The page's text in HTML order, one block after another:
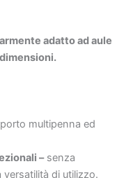
adatto ad aule
multipenna ed
–senza
di utilizzo.